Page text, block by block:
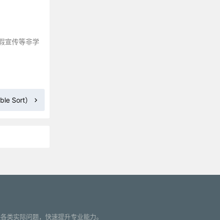
宣传等非学
Sort）
实际问题，快速提升专业能力。